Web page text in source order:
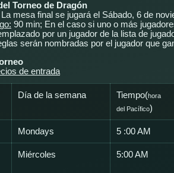
Torneo de Dragón
La mesa final se jugará el Sábado, 6 de
90 min; En el caso si uno o más
por un jugador de la lista de
serán nombradas por el jugador que
de entrada
Día de la semana Tiempo(hora
del Pacífico)
Mondays 5 :00 AM
Miércoles 5:00 AM